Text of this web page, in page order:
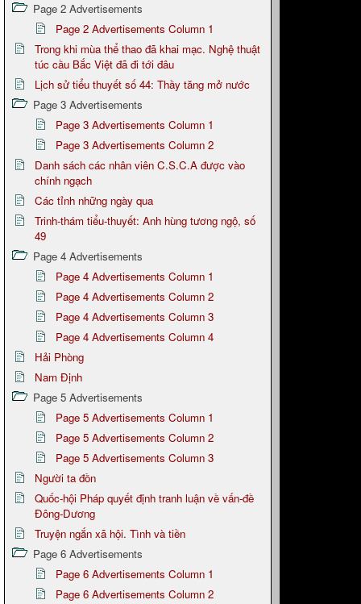
Page 2 Advertisements
Page 2 Advertisements Column 1
Trong khi mùa thể thao đã khai mạc. Nghệ thuật
túc cầu Bắc Việt đã đi tới đâu
Lịch sử tiểu thuyết số 44: Thầy tăng mở nước
Page 3 Advertisements
Page 3 Advertisements Column 1
Page 3 Advertisements Column 2
Danh sách các nhân viên C.S.C.A được vào
chính ngạch
Các tỉnh những ngày qua
Trinh-thám tiểu-thuyết: Anh hùng tương ngộ, số
49
Page 4 Advertisements
Page 4 Advertisements Column 1
Page 4 Advertisements Column 2
Page 4 Advertisements Column 3
Page 4 Advertisements Column 4
Hải Phòng
Nam Định
Page 5 Advertisements
Page 5 Advertisements Column 1
Page 5 Advertisements Column 2
Page 5 Advertisements Column 3
Người ta đồn
Quốc-hội Pháp quyết định tranh luận về vấn-đề
Đông-Dương
Truyện ngắn xã hội. Tình và tiền
Page 6 Advertisements
Page 6 Advertisements Column 1
Page 6 Advertisements Column 2